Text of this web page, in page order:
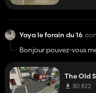
Yaya le forain du 16
Bonjour pouvez-vous
The Old
80 822